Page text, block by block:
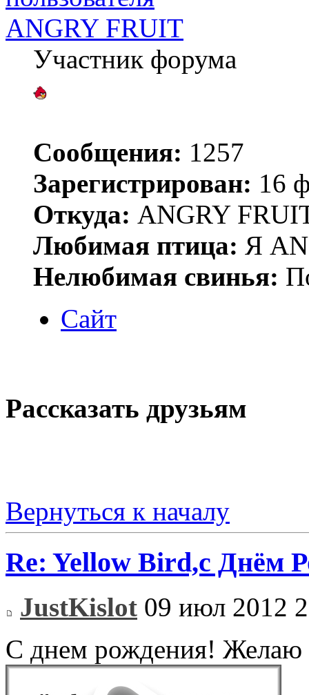
ANGRY FRUIT
Участник форума
Сообщения: 1257
Зарегистрирован: 16
Откуда: ANGRY
Любимая птица: Я
Нелюбимая свинья:
Сайт
Рассказать друзьям
Вернуться к началу
Re: Yellow Bird,с Днём
JustKislot 09 июл 2012
С днем рождения! Желаю